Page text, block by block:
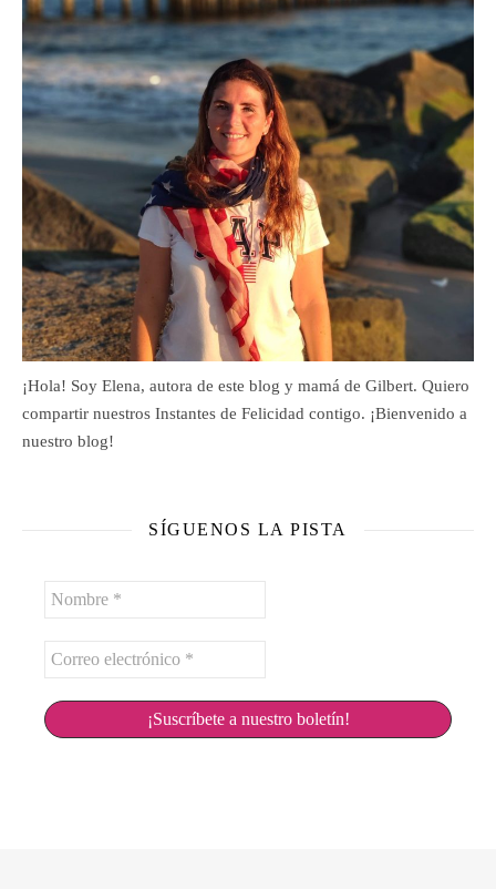
¡Hola! Soy Elena, autora de este blog y mamá de Gilbert. Quiero
compartir nuestros Instantes de Felicidad contigo. ¡Bienvenido a
nuestro blog!
SÍGUENOS LA PISTA
Nombre
Correo
*